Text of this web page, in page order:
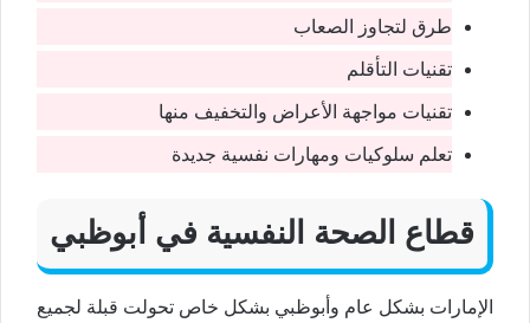
طرق لتجاوز الصعاب
تقنيات التأقلم
تقنيات مواجهة الأعراض والتخفيف منها
تعلم سلوكيات ومهارات نفسية جديدة
قطاع الصحة النفسية في أبوظبي
الإمارات بشكل عام وأبوظبي بشكل خاص تحولت قبلة لجميع